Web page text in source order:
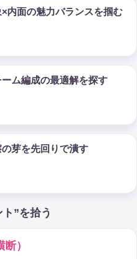
内面の魅力バランスを掴む
ム編成の最適解を探す
芽を先回りで潰す
”を拾う
）